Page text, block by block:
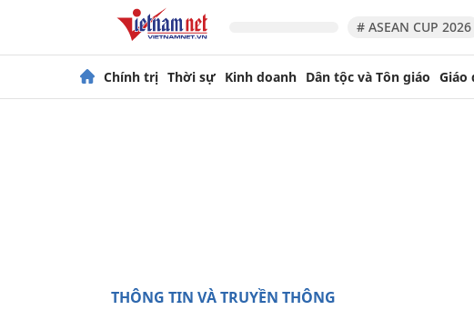
# ASEAN CUP 2026
Chính trị Thời sự Kinh doanh Dân tộc và Tôn giáo Giáo
THÔNG TIN VÀ TRUYỀN THÔNG